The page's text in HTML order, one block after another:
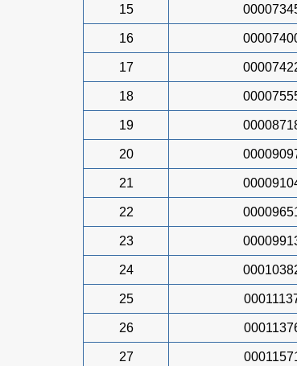
15
16
17
18
19
20
21
22
23
24
25
26
27